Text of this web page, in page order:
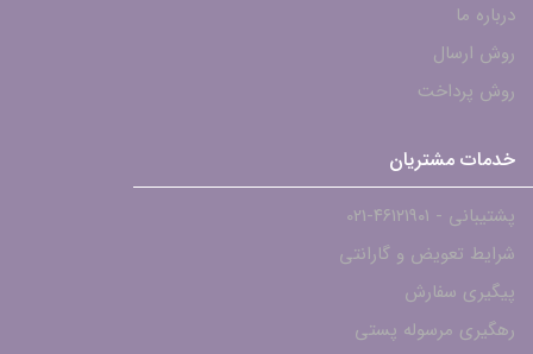
درباره ما
روش ارسال
روش پرداخت
خدمات مشتریان
پشتیبانی - ۴۶۱۲۱۹۰۱-021
شرایط تعویض و گارانتی
پیگیری سفارش
رهگیری مرسوله پستی